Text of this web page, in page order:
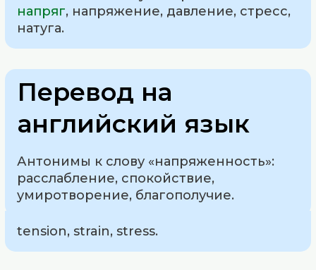
напряг, напряжение, давление, стресс,
натуга.
Перевод на
английский язык
Антонимы к слову «напряженность»:
расслабление, спокойствие,
умиротворение, благополучие.
tension, strain, stress.